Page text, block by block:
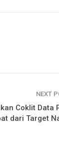
NEXT
Coklit Data
dari Target